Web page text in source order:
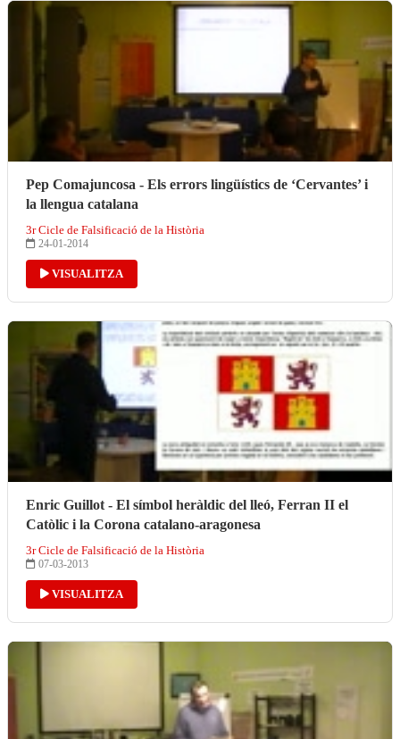
Pep Comajuncosa - Els errors lingüístics de ‘Cervantes’ i
la llengua catalana
3r Cicle de Falsificació de la Història
24-01-2014
VISUALITZA
Enric Guillot - El símbol heràldic del lleó, Ferran II el
Catòlic i la Corona catalano-aragonesa
3r Cicle de Falsificació de la Història
07-03-2013
VISUALITZA